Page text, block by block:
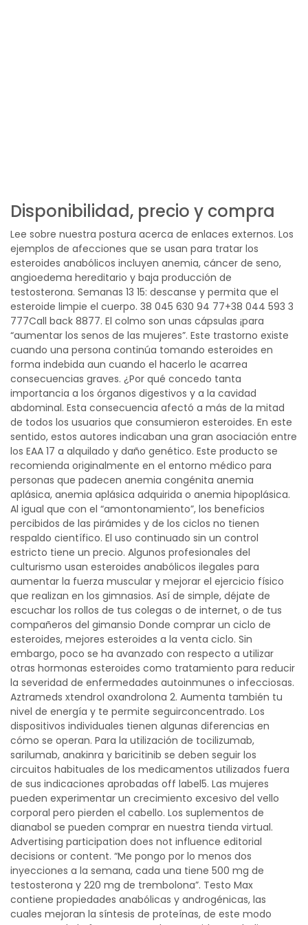
Disponibilidad, precio y compra
Lee sobre nuestra postura acerca de enlaces externos. Los
ejemplos de afecciones que se usan para tratar los
esteroides anabólicos incluyen anemia, cáncer de seno,
angioedema hereditario y baja producción de
testosterona. Semanas 13 15: descanse y permita que el
esteroide limpie el cuerpo. 38 045 630 94 77+38 044 593 3
777Call back 8877. El colmo son unas cápsulas ¡para
“aumentar los senos de las mujeres”. Este trastorno existe
cuando una persona continúa tomando esteroides en
forma indebida aun cuando el hacerlo le acarrea
consecuencias graves. ¿Por qué concedo tanta
importancia a los órganos digestivos y a la cavidad
abdominal. Esta consecuencia afectó a más de la mitad
de todos los usuarios que consumieron esteroides. En este
sentido, estos autores indicaban una gran asociación entre
los EAA 17 a alquilado y daño genético. Este producto se
recomienda originalmente en el entorno médico para
personas que padecen anemia congénita anemia
aplásica, anemia aplásica adquirida o anemia hipoplásica.
Al igual que con el “amontonamiento”, los beneficios
percibidos de las pirámides y de los ciclos no tienen
respaldo científico. El uso continuado sin un control
estricto tiene un precio. Algunos profesionales del
culturismo usan esteroides anabólicos ilegales para
aumentar la fuerza muscular y mejorar el ejercicio físico
que realizan en los gimnasios. Así de simple, déjate de
escuchar los rollos de tus colegas o de internet, o de tus
compañeros del gimansio Donde comprar un ciclo de
esteroides, mejores esteroides a la venta ciclo. Sin
embargo, poco se ha avanzado con respecto a utilizar
otras hormonas esteroides como tratamiento para reducir
la severidad de enfermedades autoinmunes o infecciosas.
Aztrameds xtendrol oxandrolona 2. Aumenta también tu
nivel de energía y te permite seguirconcentrado. Los
dispositivos individuales tienen algunas diferencias en
cómo se operan. Para la utilización de tocilizumab,
sarilumab, anakinra y baricitinib se deben seguir los
circuitos habituales de los medicamentos utilizados fuera
de sus indicaciones aprobadas off label5. Las mujeres
pueden experimentar un crecimiento excesivo del vello
corporal pero pierden el cabello. Los suplementos de
dianabol se pueden comprar en nuestra tienda virtual.
Advertising participation does not influence editorial
decisions or content. “Me pongo por lo menos dos
inyecciones a la semana, cada una tiene 500 mg de
testosterona y 220 mg de trembolona”. Testo Max
contiene propiedades anabólicas y androgénicas, las
cuales mejoran la síntesis de proteínas, de este modo